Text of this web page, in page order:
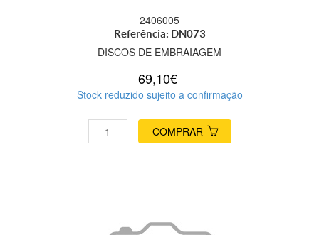
2406005
Referência: DN073
DISCOS DE EMBRAIAGEM
69,10€
Stock reduzido sujeito a confirmação
COMPRAR